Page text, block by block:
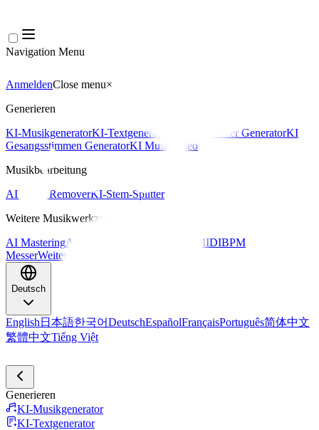
Navigation Menu
AnmeldenClose menu×
Generieren
KI-MusikgeneratorKI-Textgenerator KI Song Cover GeneratorKI
Gesangsstimmen GeneratorKI Musikvideo
Musikbearbeitung
AI Vocal RemoverKI-Stem-Splitter
Weitere Musikwerkzeuge
AI MasteringAI MIDI Editor AI Audio zu MIDIBPM
MesserWeitere Tools
Deutsch
English 日本語한국어DeutschEspañolFrançaisPortuguês简体中文
繁體中文Tiếng Việt
Generieren
KI-Musikgenerator
KI-Textgenerator